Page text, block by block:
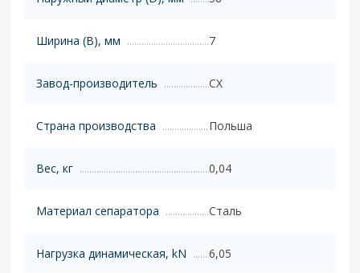
Ширина (B), мм 7
Завод-производитель CX
Страна производства Польша
Вес, кг 0,04
Материал сепаратора Сталь
Нагрузка динамическая, kN 6,05